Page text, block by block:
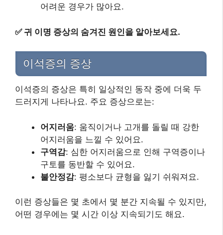
어려운 경우가 많아요.
✅ 귀 이명 증상의 숨겨진 원인을 알아보세요.
이석증의 증상
이석증의 증상은 특히 일상적인 동작 중에 더욱 두
드러지게 나타나요. 주요 증상으로는:
어지러움: 움직이거나 고개를 돌릴 때 강한
어지러움을 느낄 수 있어요.
구역감: 심한 어지러움으로 인해 구역증이나
구토를 동반할 수 있어요.
불안정감: 평소보다 균형을 잃기 쉬워져요.
이런 증상들은 몇 초에서 몇 분간 지속될 수 있지만,
어떤 경우에는 몇 시간 이상 지속되기도 해요.